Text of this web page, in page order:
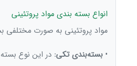
انواع بسته بندی مواد پروتئینی
مواد پروتئینی به صورت مختلفی
• بسته‌بندی تکی: در این نوع